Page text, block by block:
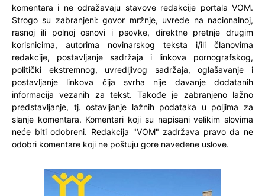
komentara i ne odražavaju stavove redakcije portala VOM.
Strogo su zabranjeni: govor mržnje, uvrede na nacionalnoj,
rasnoj ili polnoj osnovi i psovke, direktne pretnje drugim
korisnicima, autorima novinarskog teksta i/ili članovima
redakcije, postavljanje sadržaja i linkova pornografskog,
politički ekstremnog, uvredljivog sadržaja, oglašavanje i
postavljanje linkova čija svrha nije davanje dodatanih
informacija vezanih za tekst. Takođe je zabranjeno lažno
predstavljanje, tj. ostavljanje lažnih podataka u poljima za
slanje komentara. Komentari koji su napisani velikim slovima
neće biti odobreni. Redakcija "VOM" zadržava pravo da ne
odobri komentare koji ne poštuju gore navedene uslove.